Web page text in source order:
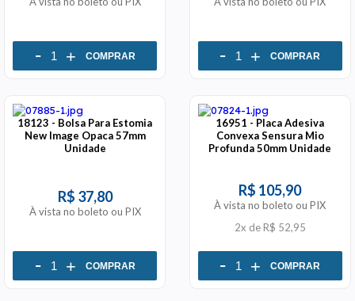
- + COMPRAR - + COMPRAR
18123 - Bolsa Para Estomia
New Image Opaca 57mm
Unidade
R$ 37,80
À vista no boleto ou PIX
- + COMPRAR
16951 - Placa Adesiva
Convexa Sensura Mio
Profunda 50mm Unidade
R$ 105,90
À vista no boleto ou PIX
2x de R$ 52,95
- + COMPRAR